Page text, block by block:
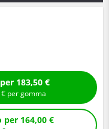
Compra con montaggio per 183,50 €
€ per gomma
Compra senza montaggio per 164,00 €